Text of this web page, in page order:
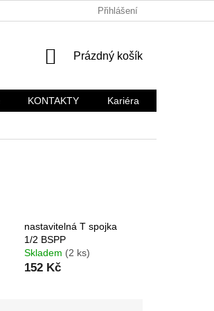
Přihlášení
NÁKUPNÍ
Prázdný košík
KONTAKTY Kariéra
nastavitelná T spojka
1/2 BSPP
Skladem (2 ks)
152 Kč